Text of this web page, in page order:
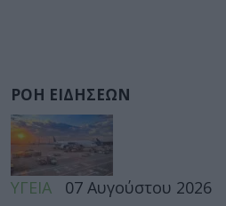
ΡΟΗ ΕΙΔΗΣΕΩΝ
ΥΓΕΙΑ 07 Αυγούστου 2026